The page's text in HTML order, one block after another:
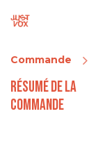
Commande
Résumé de la
commande